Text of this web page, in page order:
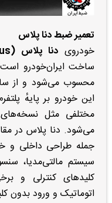
تعمیر ضبط دنا پلاس
خودرویدنا پلاس (Dena Plus)
ساخت ایران‌خودرو
این خودرو بر پایهٔ
مختلفی مثل نسخه‌های
می‌شود. دنا پلاس در
جمله طراحی داخلی و
سیستم مالتی‌مدیا،
کلیدهای کنترلی و
اتوماتیک و ورود بدون